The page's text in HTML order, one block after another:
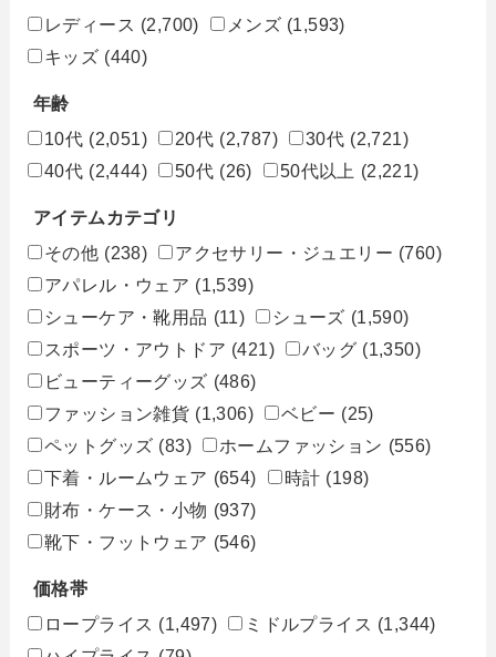
レディース (2,700) メンズ (1,593)
キッズ (440)
年齢
10代 (2,051) 20代 (2,787) 30代 (2,721)
40代 (2,444) 50代 (26) 50代以上 (2,221)
アイテムカテゴリ
その他 (238) アクセサリー・ジュエリー (760)
アパレル・ウェア (1,539)
シューケア・靴用品 (11) シューズ (1,590)
スポーツ・アウトドア (421) バッグ (1,350)
ビューティーグッズ (486)
ファッション雑貨 (1,306) ベビー (25)
ペットグッズ (83) ホームファッション (556)
下着・ルームウェア (654) 時計 (198)
財布・ケース・小物 (937)
靴下・フットウェア (546)
価格帯
ロープライス (1,497) ミドルプライス (1,344)